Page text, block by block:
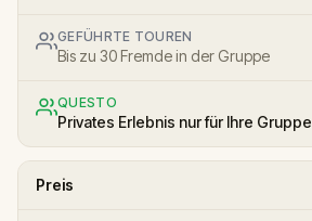
GEFÜHRTE TOUREN
Bis zu 30 Fremde in der Gruppe
QUESTO
Privates Erlebnis nur für Ihre Gruppe
Preis